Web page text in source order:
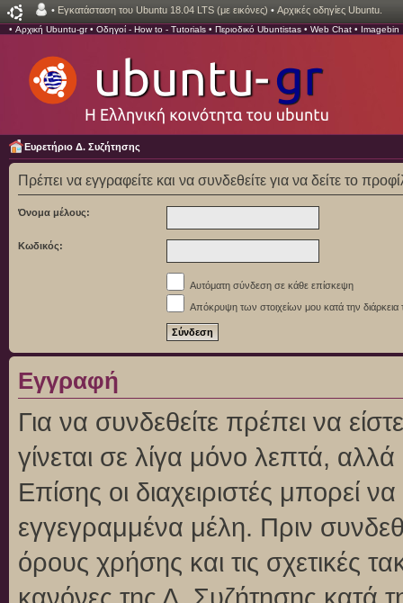
• Εγκατάσταση του Ubuntu 18.04 LTS (με εικόνες) • Αρχικές οδηγίες Ubuntu.
• Αρχική Ubuntu-gr• Οδηγοί - How to - Tutorials • Περιοδικό Ubuntistas • Web Chat • Imagebin
Ευρετήριο Δ. Συζήτησης
Πρέπει να εγγραφείτε και να συνδεθείτε για να δείτε το
Όνομα μέλους:
Κωδικός:
Αυτόματη σύνδεση σε κάθε επίσκεψη
Απόκρυψη των στοιχείων μου κατά την διάρκεια
Εγγραφή
Για να συνδεθείτε πρέπει να
γίνεται σε λίγα μόνο λεπτά,
Επίσης οι διαχειριστές μπορεί
εγγεγραμμένα μέλη. Πριν
όρους χρήσης και τις σχετικές
κανόνες της Δ. Συζήτησης κατά